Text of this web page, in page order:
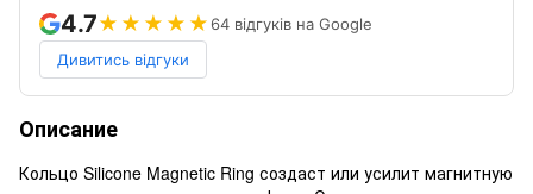
4.7★★★★★64 відгуків на Google
Дивитись відгуки
Описание
Кольцо Silicone Magnetic Ring создаст или усилит магнитную